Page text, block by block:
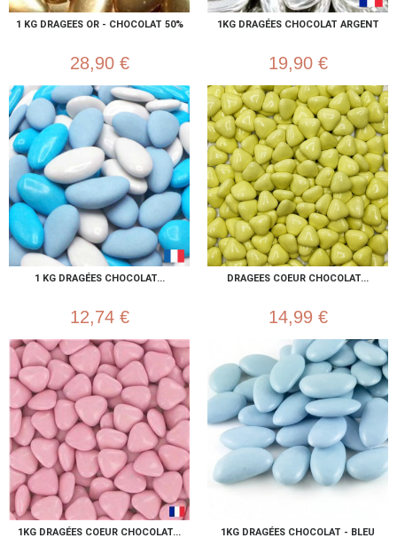
1 KG DRAGEES OR - CHOCOLAT 50%
28,90 €
1KG DRAGÉES CHOCOLAT ARGENT
19,90 €
1 KG DRAGÉES CHOCOLAT...
12,74 €
DRAGEES COEUR CHOCOLAT...
14,99 €
1KG DRAGÉES COEUR CHOCOLAT... 1KG DRAGÉES CHOCOLAT - BLEU